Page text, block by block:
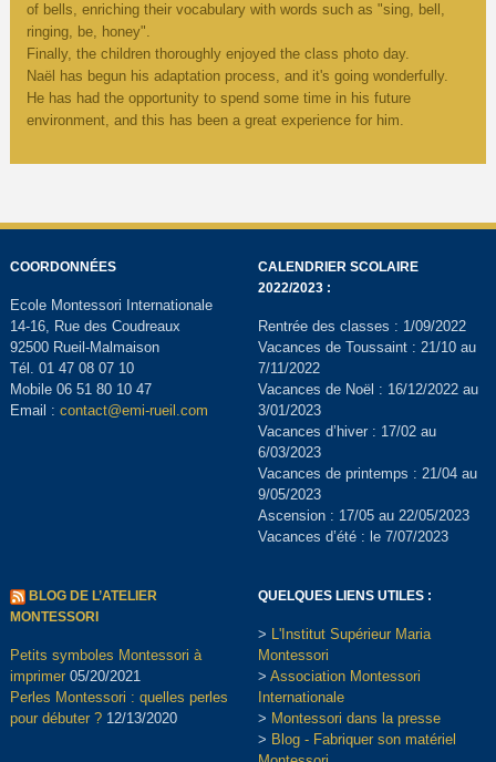
of bells, enriching their vocabulary with words such as "sing, bell,
ringing, be, honey".
Finally, the children thoroughly enjoyed the class photo day.
Naël has begun his adaptation process, and it's going wonderfully.
He has had the opportunity to spend some time in his future
environment, and this has been a great experience for him.
COORDONNÉES
Ecole Montessori Internationale
14-16, Rue des Coudreaux
92500 Rueil-Malmaison
Tél. 01 47 08 07 10
Mobile 06 51 80 10 47
Email : contact@emi-rueil.com
CALENDRIER SCOLAIRE
2022/2023 :
Rentrée des classes : 1/09/2022
Vacances de Toussaint : 21/10 au
7/11/2022
Vacances de Noël : 16/12/2022 au
3/01/2023
Vacances d’hiver : 17/02 au
6/03/2023
Vacances de printemps : 21/04 au
9/05/2023
Ascension : 17/05 au 22/05/2023
Vacances d’été : le 7/07/2023
BLOG DE L’ATELIER
MONTESSORI
Petits symboles Montessori à
imprimer 05/20/2021
Perles Montessori : quelles perles
pour débuter ? 12/13/2020
QUELQUES LIENS UTILES :
> L'Institut Supérieur Maria
Montessori
> Association Montessori
Internationale
> Montessori dans la presse
> Blog - Fabriquer son matériel